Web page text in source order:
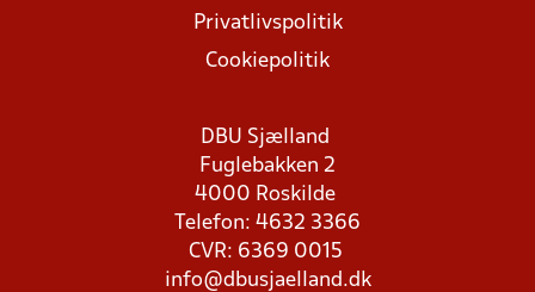
Privatlivspolitik
Cookiepolitik
DBU Sjælland
Fuglebakken 2
4000 Roskilde
Telefon: 4632 3366
CVR: 6369 0015
info@dbusjaelland.dk